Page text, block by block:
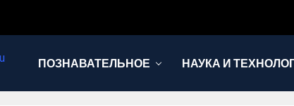
ПОЗНАВАТЕЛЬНОЕ НАУКА И